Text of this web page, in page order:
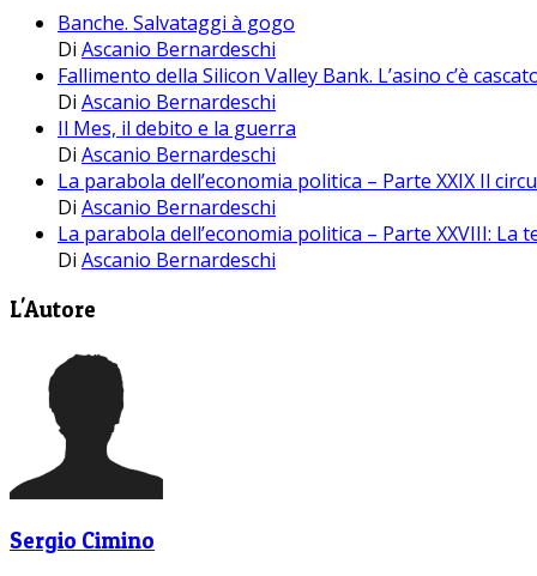
Banche. Salvataggi à gogo
Di Ascanio Bernardeschi
Fallimento della Silicon Valley Bank. L’asino c’è
Di Ascanio Bernardeschi
Il Mes, il debito e la guerra
Di Ascanio Bernardeschi
La parabola dell’economia politica – Parte XXIX Il
Di Ascanio Bernardeschi
La parabola dell’economia politica – Parte XXVIII:
Di Ascanio Bernardeschi
L'Autore
Sergio Cimino